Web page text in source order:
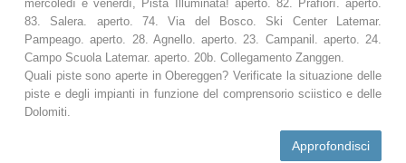
mercoledì e venerdì, Pista Illuminata! aperto. 82. Prafiorì. aperto.
83. Salera. aperto. 74. Via del Bosco. Ski Center Latemar.
Pampeago. aperto. 28. Agnello. aperto. 23. Campanil. aperto. 24.
Campo Scuola Latemar. aperto. 20b. Collegamento Zanggen.
Quali piste sono aperte in Obereggen? Verificate la situazione delle
piste e degli impianti in funzione del comprensorio sciistico e delle
Dolomiti.
Approfondisci